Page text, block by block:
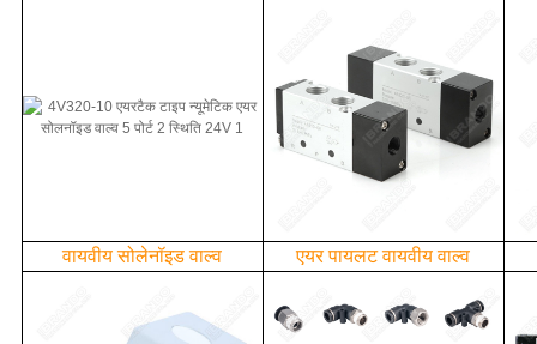
वायवीय सोलेनॉइड वाल्व एयर पायलट वायवीय वाल्व